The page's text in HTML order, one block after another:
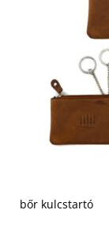
bőr kulcstartó